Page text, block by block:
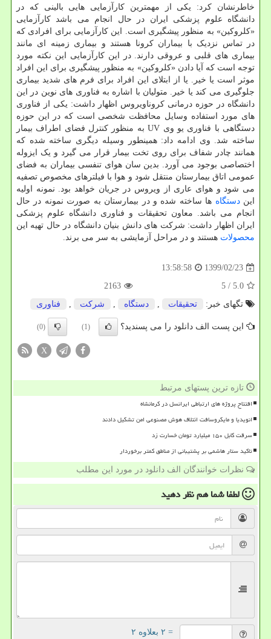
خاطرنشان کرد: یکی از مهمترین کارآزمایی هایی بالینی که در
دانشگاه علوم پزشکی ایران در حال انجام می باشد کارآزمایی
«کلروکین» به منظور پیشگیری است. این کارآزمایی برای افرادی که
در تماس نزدیک با بیماران کرونا هستند و بیماری زمینه ای مانند
بیماری های قلبی و عروقی دارند. در این کارآزمایی این نکته مورد
توجه است که آیا دادن «کلروکین» به منظور پیشگیری برای این افراد
موثر است یا خیر. یا از ابتلای این افراد برای فرم های شدید بیماری
جلوگیری می کند یا خیر. متولیان با اشاره به فناوری های نوین در این
دانشگاه در حوزه درمانی کروناویروس اظهار داشت: یکی از فناوری
های مورد استفاده وسایل محافظت شخصی است که در این حوزه
دستگاهی با فناوری یو وی UV به منظور کنترل فضای اطراف بیمار
ساخته شد. وی ادامه داد: همینطور وسیله دیگری ساخته شده که
همانند چادر شفاف برای روی تخت بیمار قرار می گیرد و یک ایزوله
اختصاصی بوجود می آورد. بدین سان هوای تنفسی بیماران به فضای
عمومی اتاق بیمارستان منتقل شود و هوا با فیلترهای مخصوص تصفیه
می شود و هوای عاری از ویروس در جریان خواهد بود. نمونه اولیه
ایندستگاه ها ساخته شده و در بیمارستان به صورت نمونه در حال
انجام می باشد. معاون تحقیقات و فناوری دانشگاه علوم پزشکی
ایران اظهار داشت: شرکت های دانش بنیان دانشگاه در حال تهیه این
محصولات هستند و در مراحل آزمایشی به سر می برند.
1399/02/23
13:58:58
5.0
/ 5
2163
تگهای خبر:
تحقیقات , دستگاه , شركت , فناوری
این پست الف دانلود را می پسندید؟ (1)
(0)
X
تازه ترین پستهای مرتبط
افتتاح پروژه های ارتباطی ایرانسل در کرمانشاه
انویدیا و مایکروسافت ائتلاف هوش مصنوعی امن تشکیل دادند
سرقت کابل ۱۵۰ میلیارد تومان خسارت زد
تاکید ستار هاشمی بر پشتیبانی از مناطق کمتر برخوردار
نظرات خوانندگان الف دانلود در مورد این مطلب
لطفا شما همنظر دهید
= ۲ بعلاوه ۲